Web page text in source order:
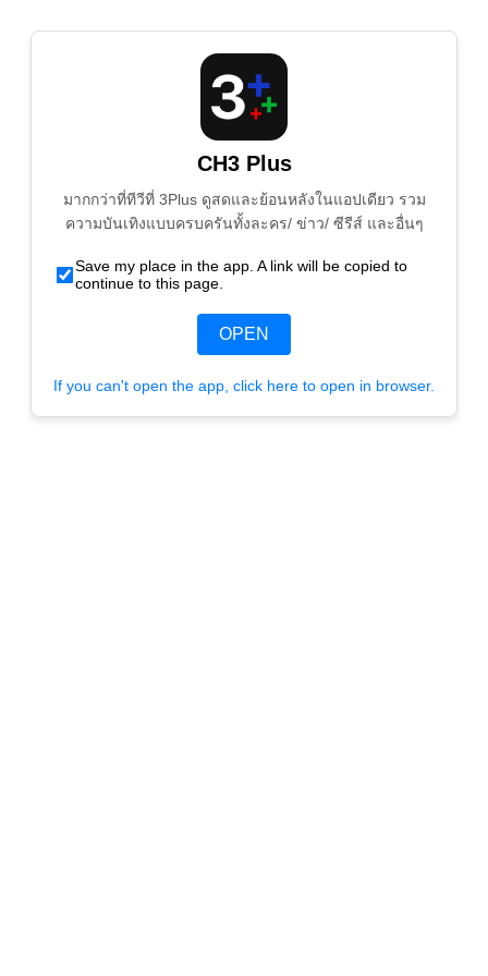
CH3 Plus
มากกว่าที่ทีวีที่ 3Plus ดูสดและย้อนหลังในแอปเดียว รวม
ความบันเทิงแบบครบครันทั้งละคร/ ข่าว/ ซีรีส์ และอื่นๆ
Save my place in the app. A link will be copied to
continue to this page.
OPEN
If you can't open the app, click here to open in browser.